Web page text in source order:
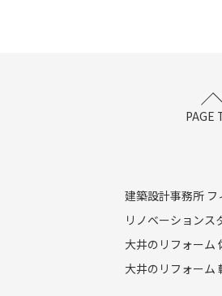
PAGE
建築設計事務所 フ
リノベーションス
大井のリフォーム
大井のリフォーム